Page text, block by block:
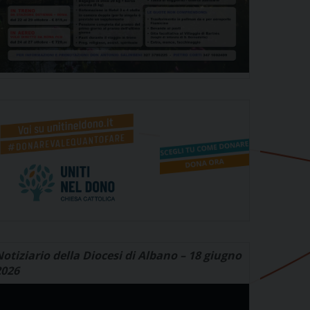
della Diocesi di Albano – 18 giugno